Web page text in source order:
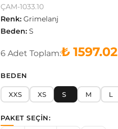
ÇAM-1033.10
Renk: Grimelanj
Beden: S
6 Adet Toplam:₺ 1597.02
BEDEN
XXS XS S M L
PAKET SEÇİN: